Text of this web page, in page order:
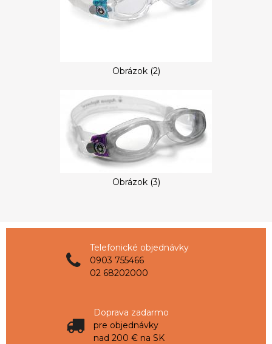
Obrázok (2)
Obrázok (3)
Telefonické objednávky
0903 755466
02 68202000
Doprava zadarmo
pre objednávky
nad 200 € na SK